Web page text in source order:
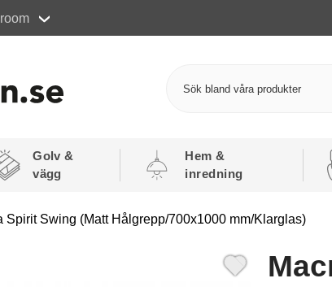
Golv &
vägg
Hem &
inredning
Spirit Swing (Matt Hålgrepp/700x1000 mm/Klarglas)